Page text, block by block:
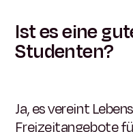
Ist es eine
Studenten?
Ja, es vereint
Freizeitangebote